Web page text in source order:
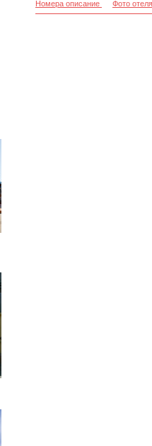
Номера описание Фото отеля